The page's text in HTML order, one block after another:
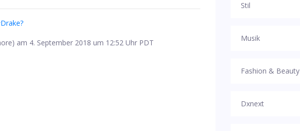
am 4. September 2018 um 12:52 Uhr PDT
Stil
Musik
Fashion & Beauty
Dxnext